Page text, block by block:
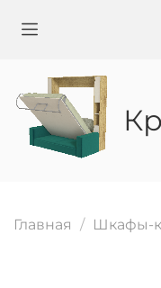
Главная Шкафы-